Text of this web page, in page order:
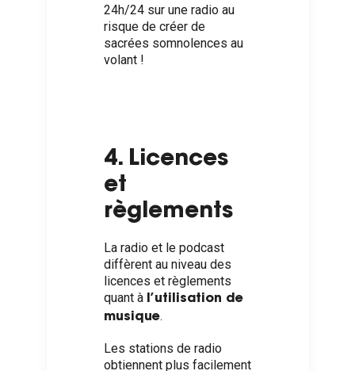
24h/24 sur une radio au
risque de créer de
sacrées somnolences au
volant !
4. Licences
et
règlements
La radio et le podcast
diffèrent au niveau des
licences et règlements
quant à l’utilisation de
musique.
Les stations de radio
obtiennent plus facilement